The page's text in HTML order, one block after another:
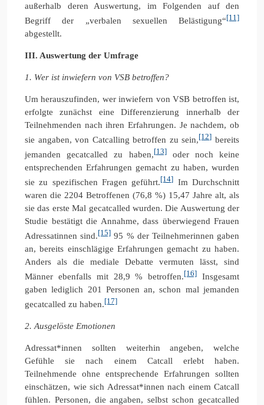
außerhalb deren Auswertung, im Folgenden auf den
Begriff der „verbalen sexuellen Belästigung“[11]
abgestellt.
III. Auswertung der Umfrage
1. Wer ist inwiefern von VSB betroffen?
Um herauszufinden, wer inwiefern von VSB betroffen ist,
erfolgte zunächst eine Differenzierung innerhalb der
Teilnehmenden nach ihren Erfahrungen. Je nachdem, ob
sie angaben, von Catcalling betroffen zu sein,[12] bereits
jemanden gecatcalled zu haben,[13]oder noch keine
entsprechenden Erfahrungen gemacht zu haben, wurden
sie zu spezifischen Fragen geführt.[14] Im Durchschnitt
waren die 2204 Betroffenen (76,8 %) 15,47 Jahre alt, als
sie das erste Mal gecatcalled wurden. Die Auswertung der
Studie bestätigt die Annahme, dass überwiegend Frauen
Adressatinnen sind.[15] 95 % der Teilnehmerinnen gaben
an, bereits einschlägige Erfahrungen gemacht zu haben.
Anders als die mediale Debatte vermuten lässt, sind
Männer ebenfalls mit 28,9 % betroffen.[16] Insgesamt
gaben lediglich 201 Personen an, schon mal jemanden
gecatcalled zu haben.[17]
2. Ausgelöste Emotionen
Adressat*innen sollten weiterhin angeben, welche
Gefühle sie nach einem Catcall erlebt haben.
Teilnehmende ohne entsprechende Erfahrungen sollten
einschätzen, wie sich Adressat*innen nach einem Catcall
fühlen. Personen, die angaben, selbst schon gecatcalled